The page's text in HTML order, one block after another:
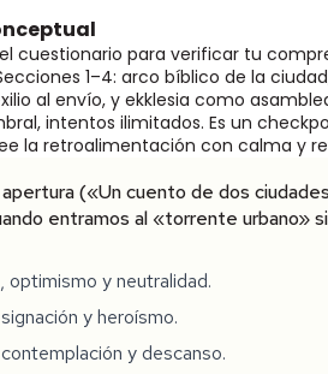
cuestionario para verificar tu
1–4: arco bíblico de la
al envío, y ekklesia como
intentos ilimitados. Es un
la retroalimentación con calma y
apertura («Un cuento de dos
entramos al «torrente urbano»
optimismo y neutralidad.
y heroísmo.
y descanso.